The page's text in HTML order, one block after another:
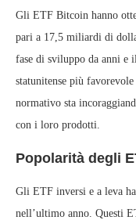
Gli ETF Bitcoin hanno
pari a 17,5 miliardi di
fase di sviluppo da anni e
statunitense più
normativo sta
con i loro prodotti.
Popolarità degli
Gli ETF inversi e a leva
nell’ultimo anno. Questi